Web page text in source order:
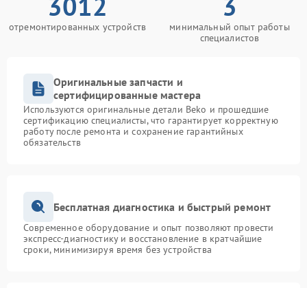
отремонтированных устройств
минимальный опыт работы
специалистов
Оригинальные запчасти и
сертифицированные мастера
Используются оригинальные детали Beko и прошедшие
сертификацию специалисты, что гарантирует корректную
работу после ремонта и сохранение гарантийных
обязательств
Бесплатная диагностика и быстрый ремонт
Современное оборудование и опыт позволяют провести
экспресс-диагностику и восстановление в кратчайшие
сроки, минимизируя время без устройства